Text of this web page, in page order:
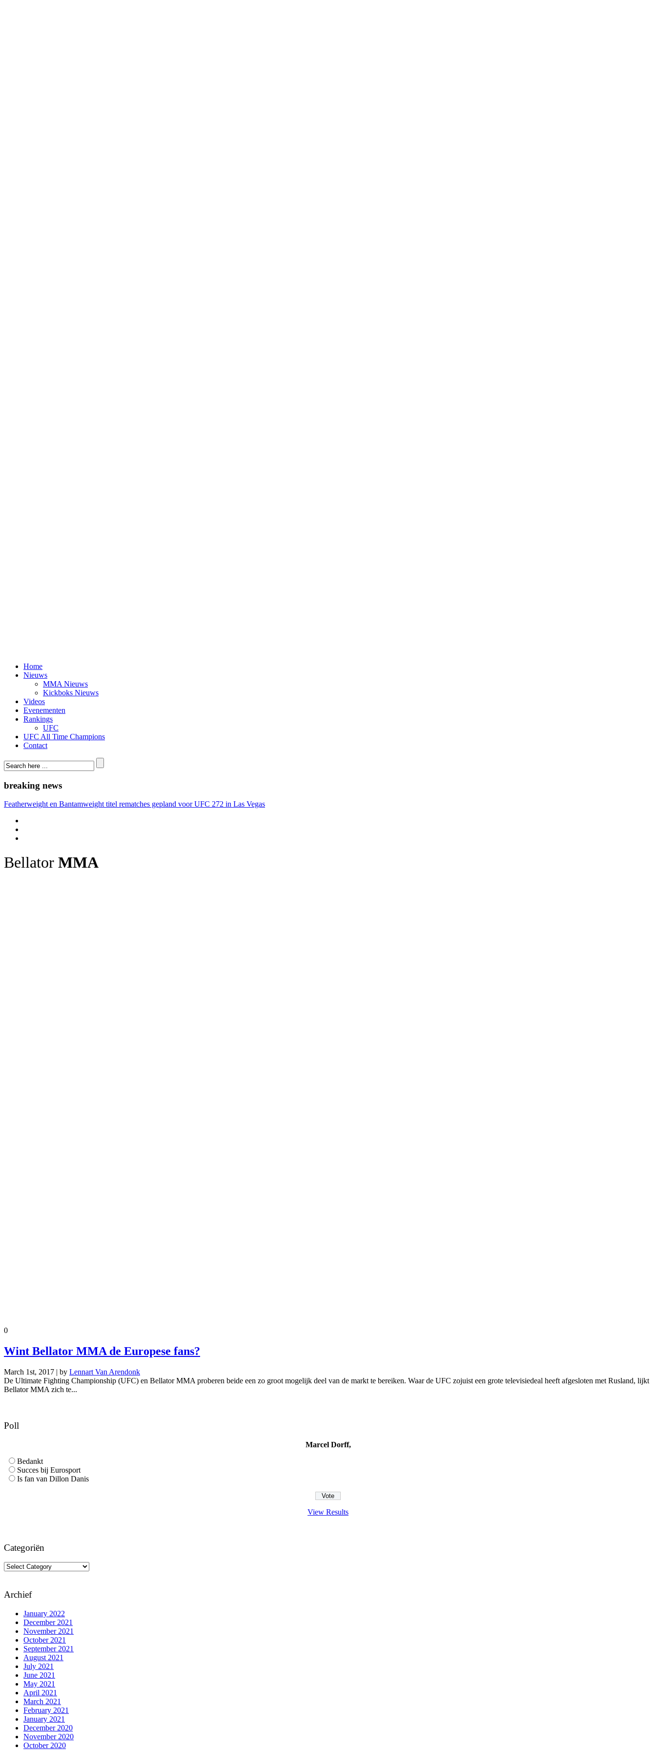
Home
Nieuws
MMA Nieuws
Kickboks Nieuws
Videos
Evenementen
Rankings
UFC
UFC All Time Champions
Contact
breaking news
Featherweight en Bantamweight titel rematches gepland voor UFC 272 in Las Vegas
Bellator MMA
0
Wint Bellator MMA de Europese fans?
March 1st, 2017 | by Lennart Van Arendonk
De Ultimate Fighting Championship (UFC) en Bellator MMA proberen beide een zo groot mogelijk deel van de markt te bereiken. Waar de UFC zojuist een grote televisiedeal heeft afgesloten met Rusland, lijkt
Bellator MMA zich te...
Poll
Marcel Dorff,
Bedankt
Succes bij Eurosport
Is fan van Dillon Danis
View Results
Categoriën
Categoriën
Archief
January 2022
December 2021
November 2021
October 2021
September 2021
August 2021
July 2021
June 2021
May 2021
April 2021
March 2021
February 2021
January 2021
December 2020
November 2020
October 2020